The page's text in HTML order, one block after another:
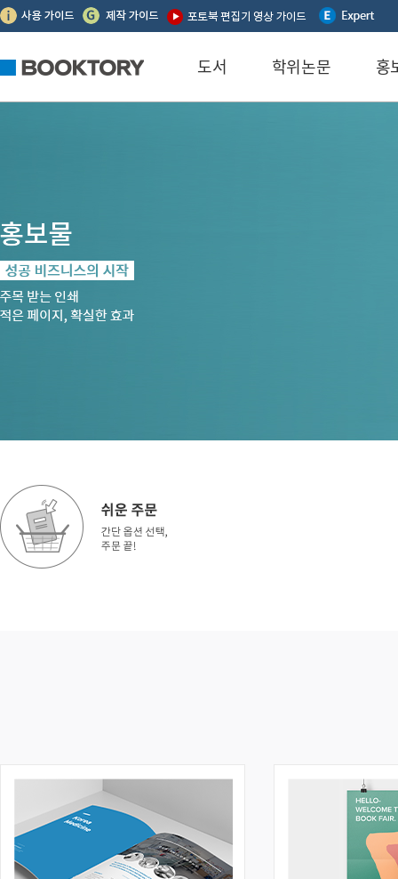
글로벌메뉴 바로가기
본문 바로가기
하단메뉴 바로가기
도서 학위논문 홍